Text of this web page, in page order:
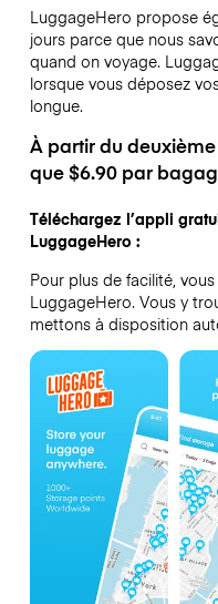
LuggageHero propose
jours parce que nous
quand on voyage.
lorsque vous déposez
longue.
À partir du
que $6.90 par
Téléchargez l’appli
LuggageHero :
Pour plus de facilité,
LuggageHero. Vous y
mettons à disposition